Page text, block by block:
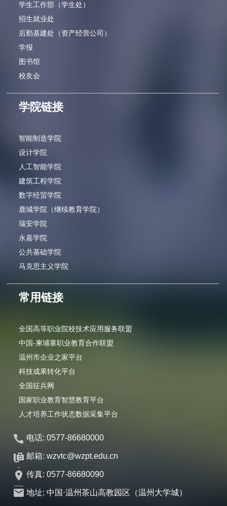
学生工作部（学生处）
招生就业处
后勤基建处（资产经营公司）
学报
图书馆
校友会
学院链接
智能制造学院
设计学院
人工智能学院
建筑工程学院
数字经贸学院
鹿城学院（继续教育学院）
瑞安学院
永嘉学院
公共基础学院
马克思主义学院
常用链接
全国高等职业院校技术应用服务联盟
中国-柬埔寨职业教育合作联盟
温州市企业之家平台
科技成果转化平台
全国征兵网
国家职业教育智慧教育平台
人才培养工作状态数据采集平台
电话: 0577-86680000
邮箱: wzvtc@wzpt.edu.cn
传真: 0577-86680090
地址: 中国·温州茶山高教园区（温州大学城）